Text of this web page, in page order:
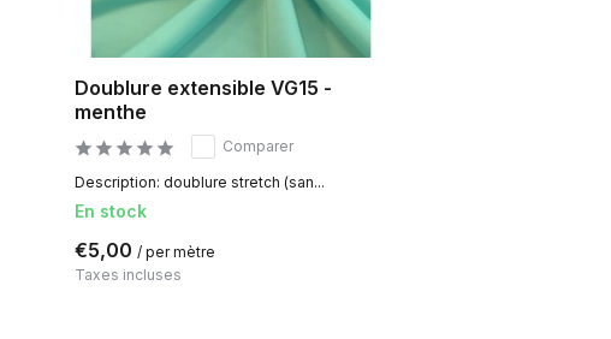
Doublure extensible VG15 -
menthe
Comparer
Description: doublure stretch (san...
En stock
€5,00 / per mètre
Taxes incluses